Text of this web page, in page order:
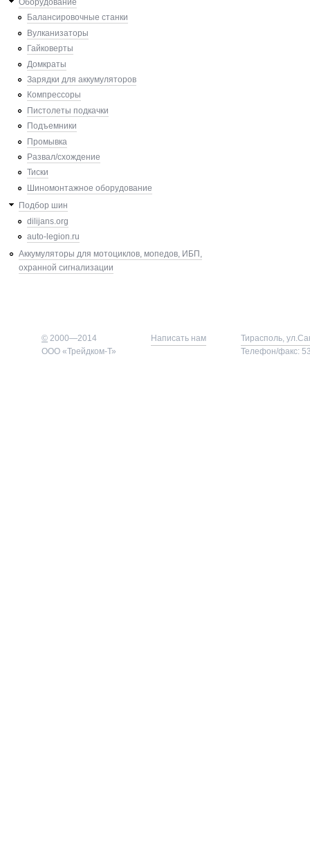
Оборудование
Балансировочные станки
Вулканизаторы
Гайковерты
Домкраты
Зарядки для аккумуляторов
Компрессоры
Пистолеты подкачки
Подъемники
Промывка
Развал/схождение
Тиски
Шиномонтажное оборудование
Подбор шин
dilijans.org
auto-legion.ru
Аккумуляторы для мотоциклов, мопедов, ИБП,
охранной сигнализации
© 2000—2014
ООО «Трейдком-Т»
Написать нам
Тирасполь,
Телефон/факс: